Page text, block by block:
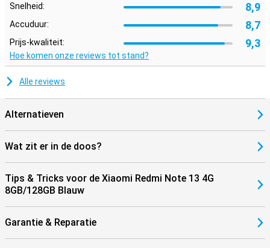
Snelheid: 8,9
Accuduur: 8,7
Prijs-kwaliteit: 9,3
Hoe komen onze reviews tot stand?
Alle reviews
Alternatieven
Wat zit er in de doos?
Tips & Tricks voor de Xiaomi Redmi Note 13 4G
8GB/128GB Blauw
Garantie & Reparatie